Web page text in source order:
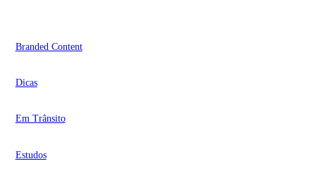
Branded Content
Dicas
Em Trânsito
Estudos